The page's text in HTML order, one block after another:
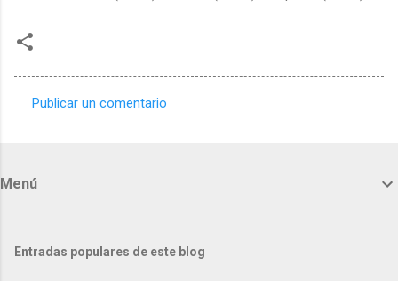
t
Publicar un comentario
Menú
Entradas populares de este blog